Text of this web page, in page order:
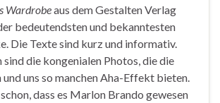
Wardrobeaus dem Gestalten Verlag
bedeutendsten und bekanntesten
Die Texte sind kurz und informativ.
die kongenialen Photos, die die
uns so manchen Aha-Effekt bieten.
dass es Marlon Brando gewesen